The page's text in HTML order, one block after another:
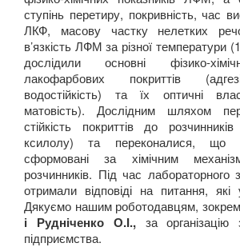
Кар'єра
ступінь перетиру, покривність, час
ЛКФ, масову частку нелетких
в’язкість ЛФМ за різної температури
дослідили основні фізико-
лакофарбових покриттів
водостійкість) та їх оптичні
матовість). Дослідним шляхом
стійкість покриттів до
ксилолу) та переконалися, що
сформовані за хімічним
розчинників. Під час лабораторного
отримали відповіді на питання,
Дякуємо нашим роботодавцям,
і Рудніченко О.І.,за організацію
підприємства.